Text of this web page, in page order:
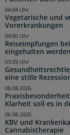
Vegetarische und
Vorerkrankungen
04:04 Uhr
Reiseimpfungen
eingehalten
04:00 Uhr
eine stille
03:05 Uhr
Klarheit soll es in
06.08.2026
KBV und
Cannabistherapie
06.08.2026